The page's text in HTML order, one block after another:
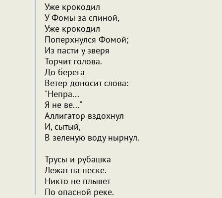
Уже крокодил
У Фомы за спиной,
Уже крокодил
Поперхнулся Фомой;
Из пасти у зверя
Торчит голова.
До берега
Ветер доносит слова:
"Непра...
Я не ве..."
Аллигатор вздохнул
И, сытый,
В зеленую воду нырнул.
Трусы и рубашка
Лежат на песке.
Никто не плывет
По опасной реке.